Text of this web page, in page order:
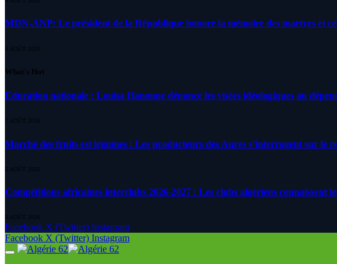
MDN-ANP: Le président de la République honore la mémoire des martyrs et
4 AOÛT 2026
What's Hot
Education nationale : Louisa Hanoune dénonce les visées idéologiques au
7 AOÛT 2026
Marché des fruits est légumes : Les producteurs des Aures s’interrogent sur le
6 AOÛT 2026
Compétitions africaines interclubs 2026-2027 : Les clubs algériens connaissent
6 AOÛT 2026
Facebook X (Twitter) Instagram
Facebook X (Twitter) Instagram